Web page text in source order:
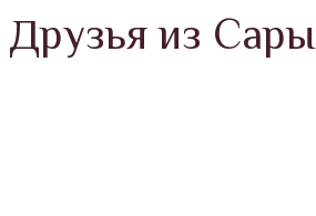
Друзья из